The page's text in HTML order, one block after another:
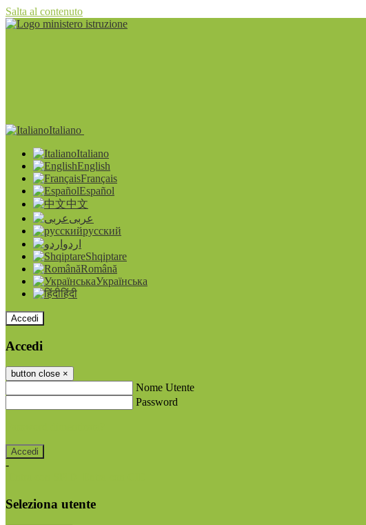
Salta al contenuto
Italiano
Italiano
English
Français
Español
中文
عربى
русский
اردو
Shqiptare
Română
Українська
हिंदी
Accedi
Accedi
button close ×
Nome Utente
Password
-
Seleziona utente